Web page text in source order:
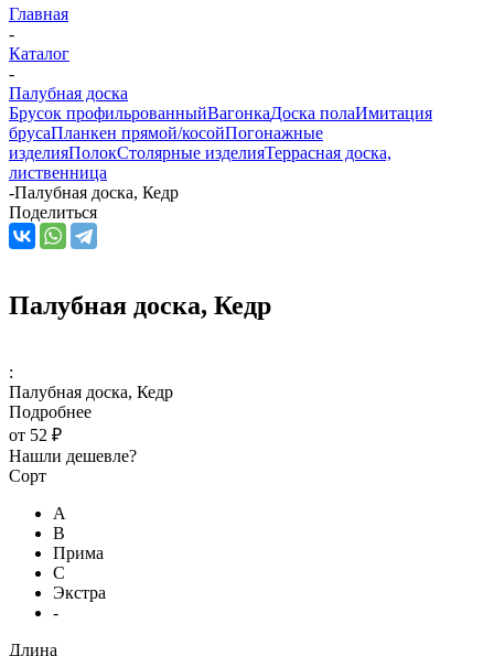
Главная
-
Каталог
-
Палубная доска
Брусок профильрованныйВагонкаДоска полаИмитация
брусаПланкен прямой/косойПогонажные
изделияПолокСтолярные изделияТеррасная доска,
лиственница
-Палубная доска, Кедр
Поделиться
Палубная доска, Кедр
:
Палубная доска, Кедр
Подробнее
от 52 ₽
Нашли дешевле?
Сорт
А
В
Прима
С
Экстра
-
Длина